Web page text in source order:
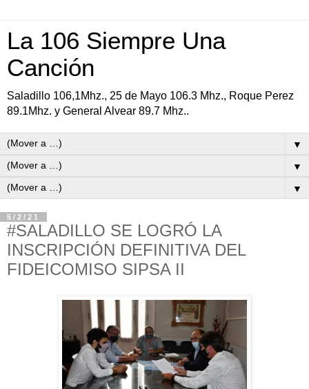
La 106 Siempre Una
Canción
Saladillo 106,1Mhz., 25 de Mayo 106.3 Mhz., Roque Perez
89.1Mhz. y General Alvear 89.7 Mhz..
▼
▼
▼
5/2/21
#SALADILLO SE LOGRÓ LA
INSCRIPCIÓN DEFINITIVA DEL
FIDEICOMISO SIPSA II